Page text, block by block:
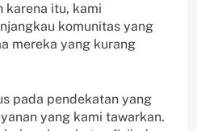
karena itu, kami
komunitas yang
mereka yang kurang
pada pendekatan yang
yang kami tawarkan.